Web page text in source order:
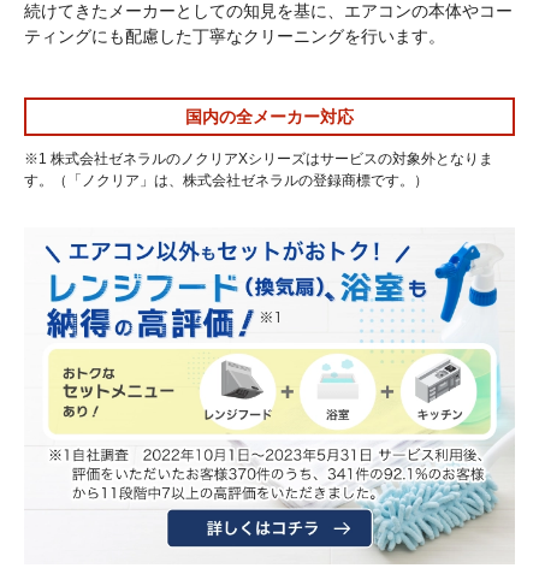
続けてきたメーカーとしての知見を基に、エアコンの本体やコー
ティングにも配慮した丁寧なクリーニングを行います。
国内の全メーカー対応
※1 株式会社ゼネラルのノクリアXシリーズはサービスの対象外となりま
す。（「ノクリア」は、株式会社ゼネラルの登録商標です。）